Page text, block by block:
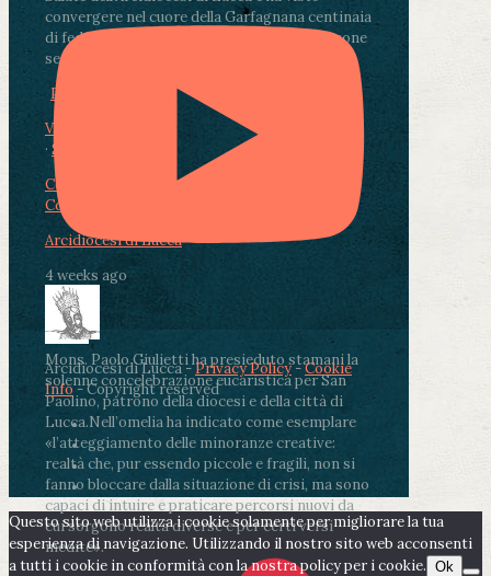
convergere nel cuore della Garfagnana centinaia
di fedeli, operatori sanitari, volontari e persone
segnate dalla malattia.
Photo
View on Facebook
· Share
Condividi su Facebook
Condividi su LinkedIn
Arcidiocesi di Lucca
4 weeks ago
Mons. Paolo Giulietti ha presieduto stamani la
solenne concelebrazione eucaristica per San
Paolino, patrono della diocesi e della città di
Lucca.Nell’omelia ha indicato come esemplare
«l’atteggiamento delle minoranze creative:
realtà che, pur essendo piccole e fragili, non si
fanno bloccare dalla situazione di crisi, ma sono
capaci di intuire e praticare percorsi nuovi da
cui sorgono realtà diverse e per certi versi
inedite».
Arcidiocesi di Lucca -Privacy Policy-Cookie
Info- Copyright reserved
Questo sito web utilizza i cookie solamente per migliorare la tua
esperienza di navigazione. Utilizzando il nostro sito web acconsenti
a tutti i cookie in conformità con la nostra policy per i cookie. Ok